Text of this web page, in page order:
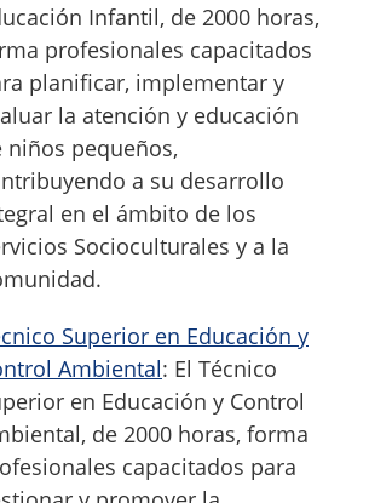
Infantil, de 2000 horas,
profesionales capacitados
planificar, implementar y
la atención y educación
niños pequeños,
a su desarrollo
en el ámbito de los
Socioculturales y a la
Superior en Educación y
Ambiental: El Técnico
en Educación y Control
de 2000 horas, forma
capacitados para